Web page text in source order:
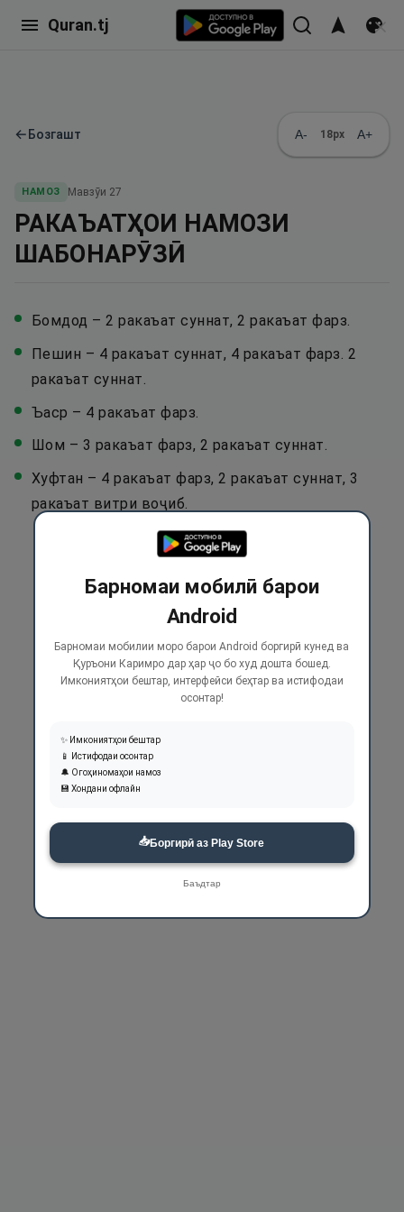
Quran.tj
←Бозгашт A- 18px A+
НАМОЗ Мавзӯи 27
РАКАЪАТҲОИ НАМОЗИ
ШАБОНАРӮЗӢ
Бомдод – 2 ракаъат суннат, 2 ракаъат фарз.
Пешин – 4 ракаъат суннат, 4 ракаъат фарз. 2
ракаъат суннат.
Ъаср – 4 ракаъат фарз.
Шом – 3 ракаъат фарз, 2 ракаъат суннат.
Хуфтан – 4 ракаъат фарз, 2 ракаъат суннат, 3
ракаъат витри воҷиб.
Барномаи мобилӣ барои
Android
Барномаи мобилии моро барои Android боргирӣ кунед ва
Қуръони Каримро дар ҳар ҷо бо худ дошта бошед.
Имкониятҳои бештар, интерфейси беҳтар ва истифодаи
осонтар!
✨ Имкониятҳои бештар
📱 Истифодаи осонтар
🔔 Огоҳиномаҳои намоз
💾 Хондани офлайн
📥Боргирӣ аз Play Store
Баъдтар